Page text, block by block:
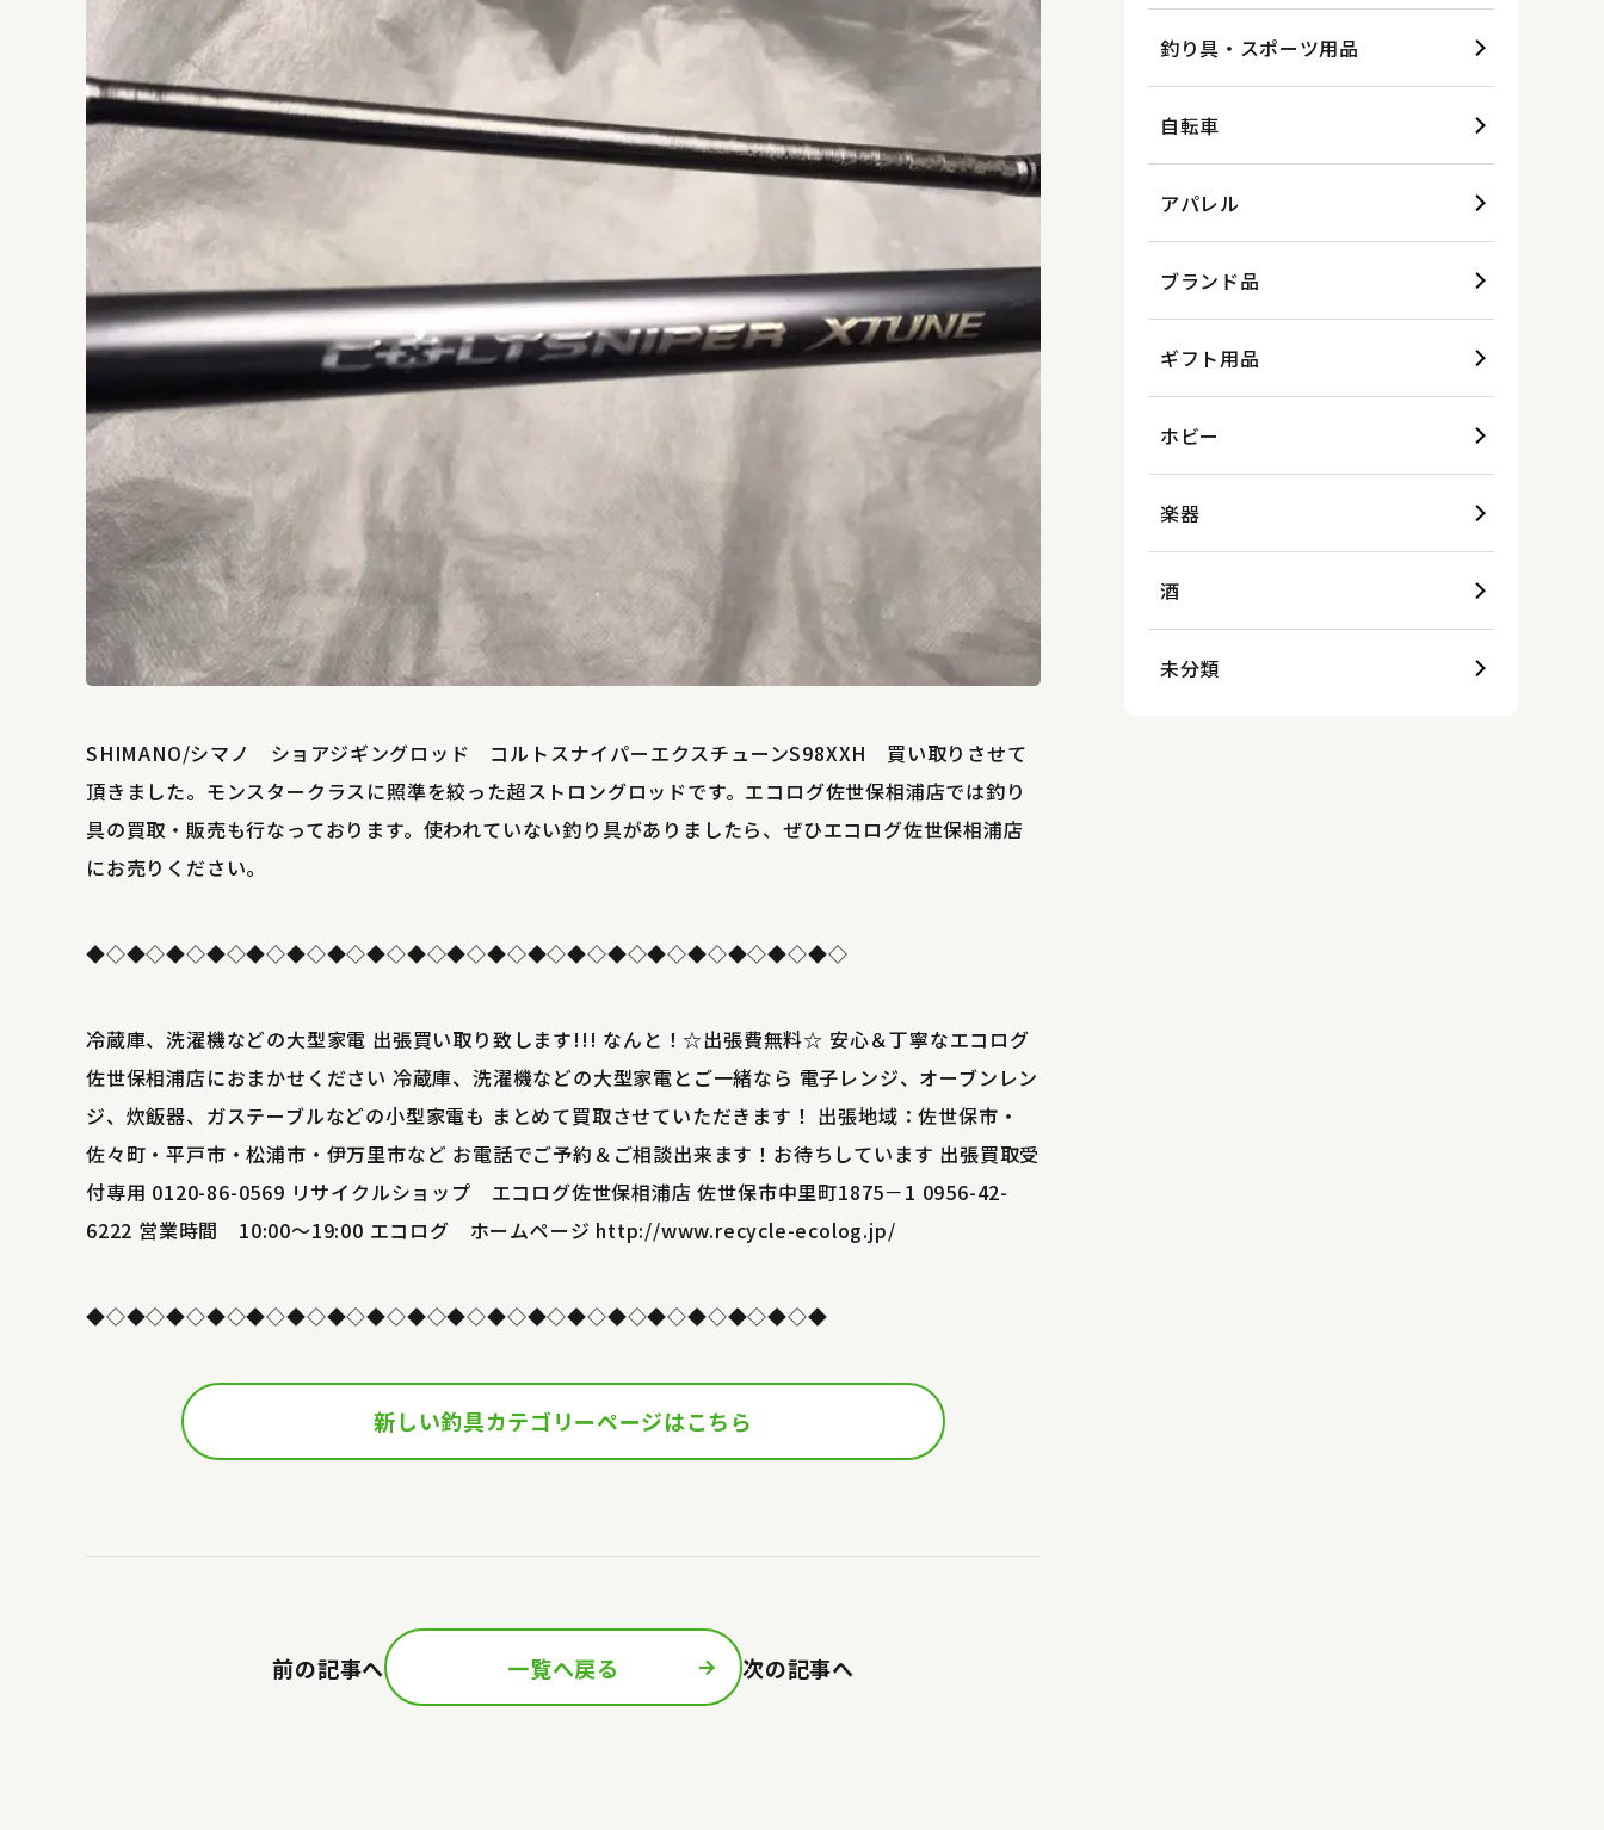
SHIMANO/シマノ ショアジギングロッド コルトスナイパーエクスチューンS98XXH 買い取りさせて
頂きました。モンスタークラスに照準を絞った超ストロングロッドです。エコログ佐世保相浦店では釣り
具の買取・販売も行なっております。使われていない釣り具がありましたら、ぜひエコログ佐世保相浦店
にお売りください。
◆◇◆◇◆◇◆◇◆◇◆◇◆◇◆◇◆◇◆◇◆◇◆◇◆◇◆◇◆◇◆◇◆◇◆◇◆◇
冷蔵庫、洗濯機などの大型家電 出張買い取り致します!!! なんと！☆出張費無料☆ 安心＆丁寧なエコログ
佐世保相浦店におまかせください 冷蔵庫、洗濯機などの大型家電とご一緒なら 電子レンジ、オーブンレン
ジ、炊飯器、ガステーブルなどの小型家電も まとめて買取させていただきます！ 出張地域：佐世保市・
佐々町・平戸市・松浦市・伊万里市など お電話でご予約＆ご相談出来ます！お待ちしています 出張買取受
付専用 0120-86-0569 リサイクルショップ エコログ佐世保相浦店 佐世保市中里町1875－1 0956-42-
6222 営業時間 10:00～19:00 エコログ ホームページ http://www.recycle-ecolog.jp/
◆◇◆◇◆◇◆◇◆◇◆◇◆◇◆◇◆◇◆◇◆◇◆◇◆◇◆◇◆◇◆◇◆◇◆◇◆
新しい釣具カテゴリーページはこちら
前の記事へ 一覧へ戻る 次の記事へ
釣り具・スポーツ用品
自転車
アパレル
ブランド品
ギフト用品
ホビー
楽器
酒
未分類